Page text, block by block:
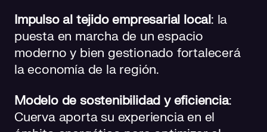
Impulso al tejido empresarial local: la
puesta en marcha de un espacio
moderno y bien gestionado fortalecerá
la economía de la región.
Modelo de sostenibilidad y eficiencia:
Cuerva aporta su experiencia en el